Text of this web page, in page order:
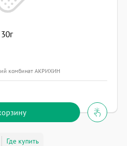
комбинат АКРИХИН
Где купить